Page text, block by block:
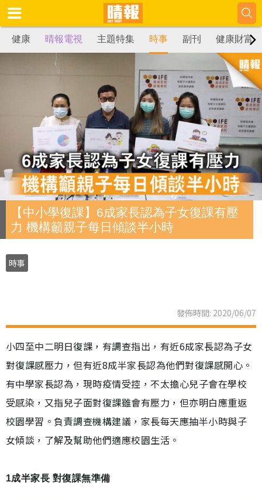
健康 晴報電視 主題特集 時事 副刊 健康財富
【中小學復課】6成家長認為子女復課有壓
力 機構籲親子每日傾談半小時
時事
發佈時間: 2020/06/07
小四至中二明日復課，有調查指出，有近6成家長認為子女
對復課感壓力，但有近8成半家長認為他們對復課感開心。
有中學家長認為，現時疫情受控，不太擔心兒子會在學校
受感染，又指兒子面對復課雖會有壓力，但亦明白應重返
校園學習。負責調查機構建議，家長每天應抽半小時與子
女傾談，了解及幫助他們適應校園生活。
1成半家長 對復課無準備